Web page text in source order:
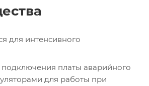
для интенсивного
платы аварийного
для работы при